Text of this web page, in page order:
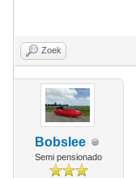
Zoek
Bobslee
Semi pensionado